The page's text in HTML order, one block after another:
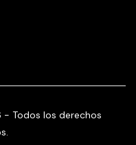
- Todos los derechos